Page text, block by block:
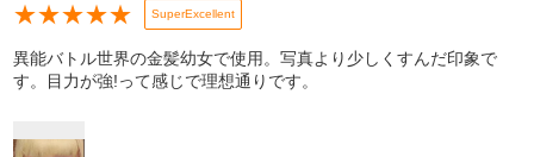
★★★★★ SuperExcellent
異能バトル世界の金髪幼女で使用。写真より少しくすんだ印象で
す。目力が強!って感じで理想通りです。